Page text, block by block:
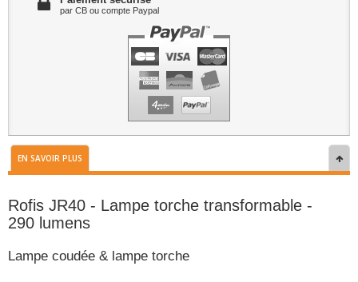
par CB ou compte Paypal
EN SAVOIR PLUS
Rofis JR40 - Lampe torche transformable -
290 lumens
Lampe coudée & lampe torche